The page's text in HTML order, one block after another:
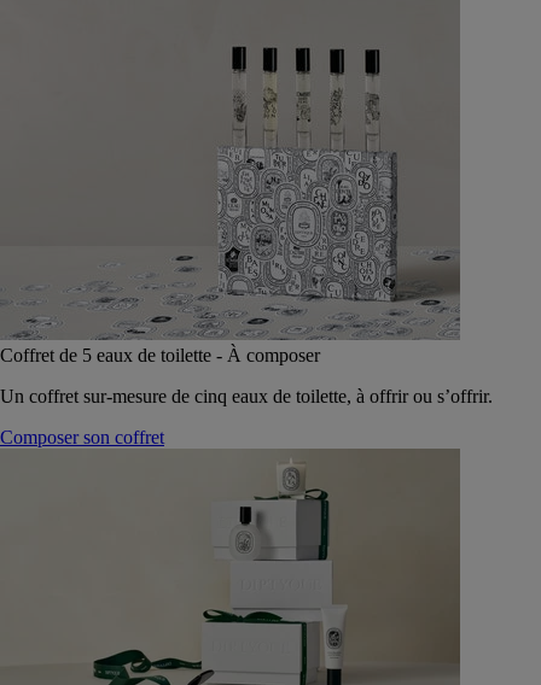
Coffret de 5 eaux de toilette - À composer
Un coffret sur-mesure de cinq eaux de toilette, à offrir ou s’offrir.
Composer son coffret